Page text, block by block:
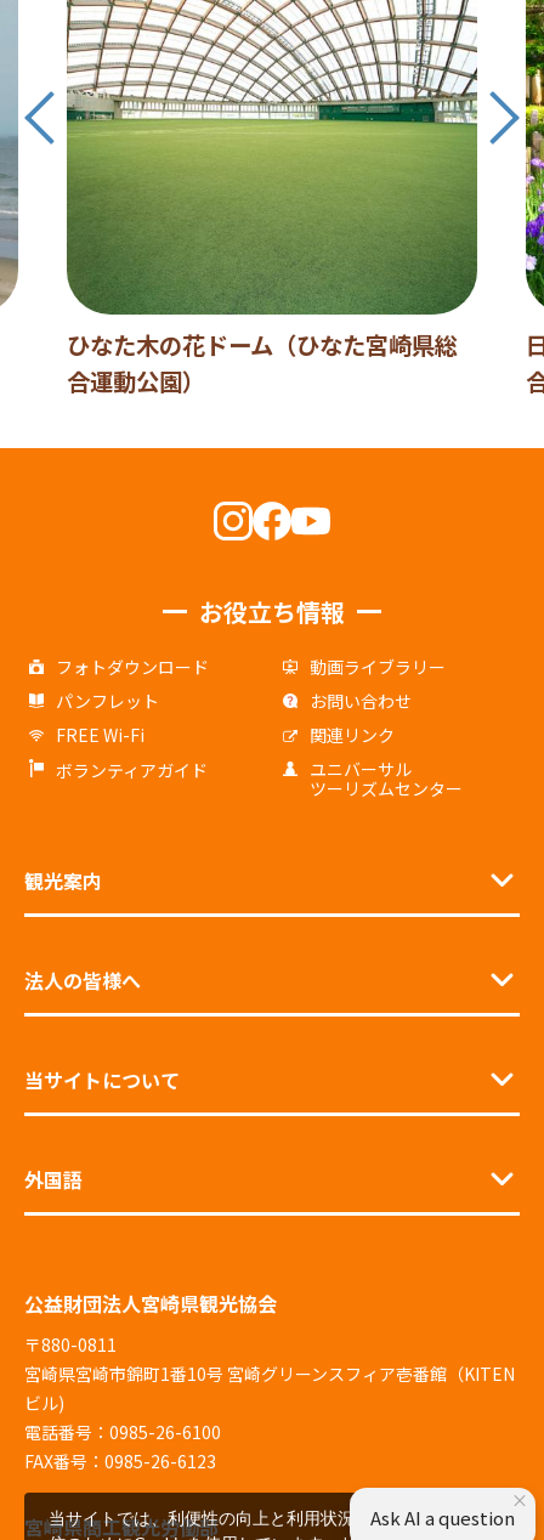
ひなた木の花ドーム（ひなた宮崎県総
合運動公園）
お役立ち情報
フォトダウンロード
動画ライブラリー
パンフレット
お問い合わせ
FREE Wi-Fi
関連リンク
ボランティアガイド
ユニバーサル
ツーリズムセンター
観光案内
法人の皆様へ
当サイトについて
外国語
公益財団法人宮崎県観光協会
〒880-0811
宮崎県宮崎市錦町1番10号 宮崎グリーンスフィア壱番館（KITEN
ビル)
電話番号：0985-26-6100
FAX番号：0985-26-6123
宮崎県商工観光労働部
当サイトでは、利便性の向上と利用状況の解析、広告配
×
Ask AI a question